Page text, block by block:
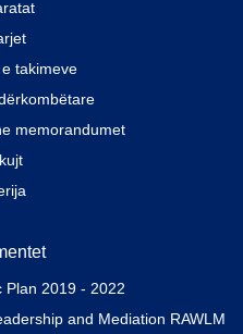
takimeve
memorandumet
Plan 2019 - 2022
and Mediation RAWLM